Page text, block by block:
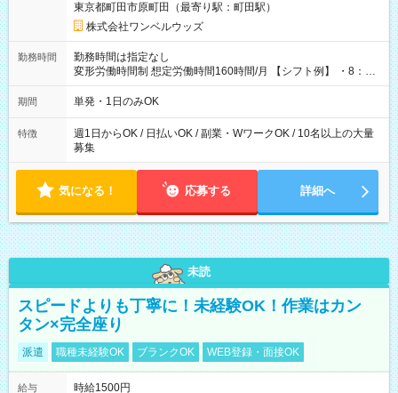
東京都町田市原町田（最寄り駅：町田駅）
株式会社ワンベルウッズ
勤務時間
勤務時間は指定なし
変形労働時間制 想定労働時間160時間/月 【シフト例】 ・8：00
～21：00
期間 単発・1日のみOK
特徴
週1日からOK / 日払いOK / 副業・WワークOK / 10名以上の大量
募集
気になる！ 応募する 詳細へ
未読
スピードよりも丁寧に！未経験OK！作業はカン
タン×完全座り
派遣 職種未経験OK ブランクOK WEB登録・面接OK
給与
時給1500円